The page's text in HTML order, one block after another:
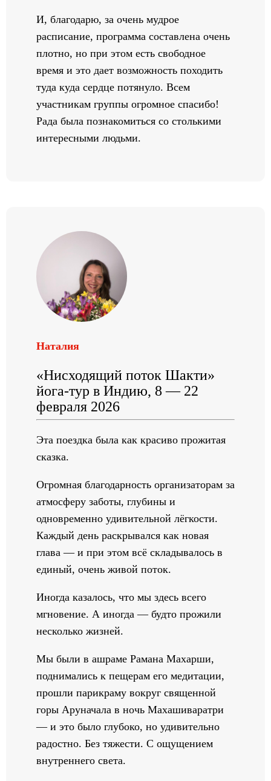
И, благодарю, за очень мудрое
расписание, программа составлена очень
плотно, но при этом есть свободное
время и это дает возможность походить
туда куда сердце потянуло. Всем
участникам группы огромное спасибо!
Рада была познакомиться со столькими
интересными людьми.
Наталия
«Нисходящий поток Шакти»
йога-тур в Индию, 8 — 22
февраля 2026
Эта поездка была как красиво прожитая
сказка.
Огромная благодарность организаторам за
атмосферу заботы, глубины и
одновременно удивительной лёгкости.
Каждый день раскрывался как новая
глава — и при этом всё складывалось в
единый, очень живой поток.
Иногда казалось, что мы здесь всего
мгновение. А иногда — будто прожили
несколько жизней.
Мы были в ашраме Рамана Махарши,
поднимались к пещерам его медитации,
прошли парикраму вокруг священной
горы Аруначала в ночь Махашиваратри
— и это было глубоко, но удивительно
радостно. Без тяжести. С ощущением
внутреннего света.